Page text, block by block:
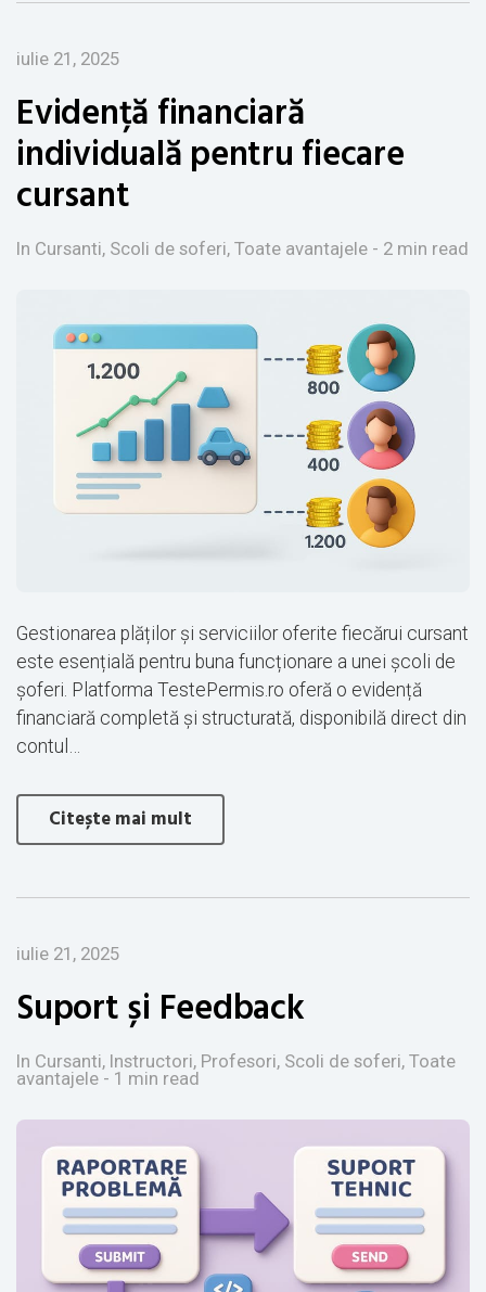
iulie 21, 2025
Evidență financiară
individuală pentru fiecare
cursant
In Cursanti, Scoli de soferi, Toate avantajele - 2 min read
Gestionarea plăților și serviciilor oferite fiecărui cursant
este esențială pentru buna funcționare a unei școli de
șoferi. Platforma TestePermis.ro oferă o evidență
financiară completă și structurată, disponibilă direct din
contul…
Citește mai mult
iulie 21, 2025
Suport și Feedback
In Cursanti, Instructori, Profesori, Scoli de soferi, Toate
avantajele - 1 min read